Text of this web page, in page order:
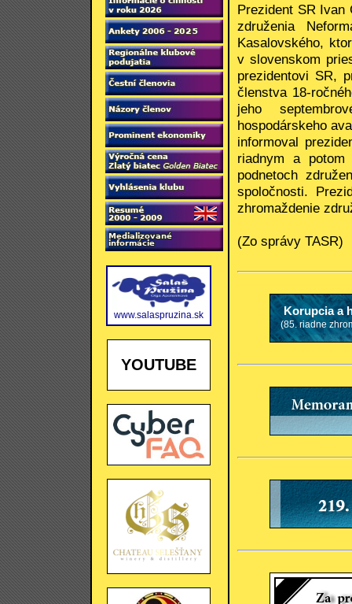
www.salaspruzina.sk
YOUTUBE
Prezident SR Ivan
združenia
Kasalovského,
v slovenskom
prezidentovi SR,
členstva 18-
jeho
hospodárskeho
informoval
riadnym a
podnetoch
spoločnosti.
zhromaždenie
(Zo správy TASR)
Korupcia a
(85. riadne